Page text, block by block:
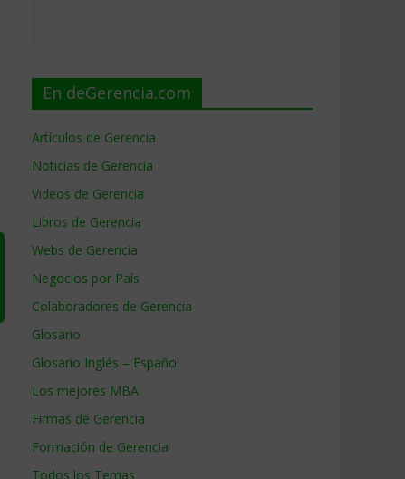
En deGerencia.com
Artículos de Gerencia
Noticias de Gerencia
Videos de Gerencia
Libros de Gerencia
Webs de Gerencia
Negocios por País
Colaboradores de Gerencia
Glosario
Glosario Inglés – Español
Los mejores MBA
Firmas de Gerencia
Formación de Gerencia
Todos los Temas